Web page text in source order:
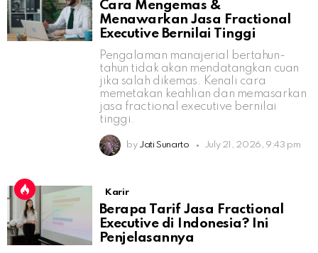
Cara Mengemas &
Menawarkan Jasa Fractional
Executive Bernilai Tinggi
Pengalaman manajerial bertahun-
tahun tidak akan mendatangkan cuan
jika salah dikemas. Kenali cara
memetakan keahlian dan memasarkan
jasa fractional executive bernilai
tinggi.
by Jati Sunarto July 21, 2026, 9:43 pm
Karir
Berapa Tarif Jasa Fractional
Executive di Indonesia? Ini
Penjelasannya